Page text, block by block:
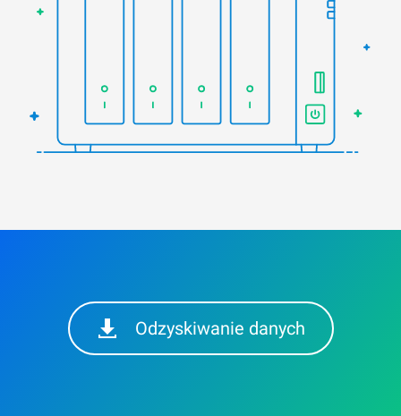
Odzyskiwanie danych